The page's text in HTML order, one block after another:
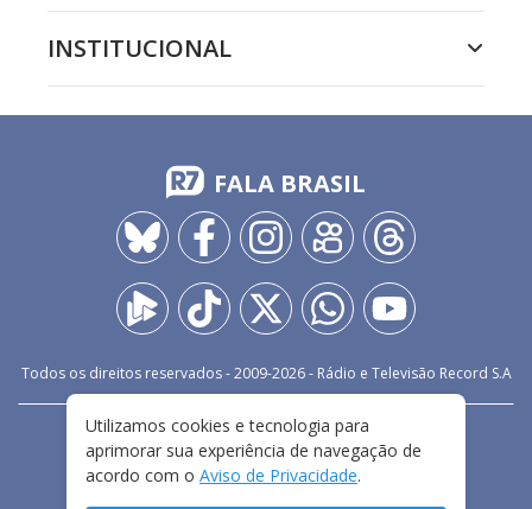
INSTITUCIONAL
FALA BRASIL
Todos os direitos reservados - 2009-2026- Rádio e Televisão Record S.A
FALE CONOSCO
PRIVACIDADE
TERMOS E CONDIÇÕES DE USO
Utilizamos cookies e tecnologia para
aprimorar sua experiência de navegação de
acordo com o Aviso de Privacidade.